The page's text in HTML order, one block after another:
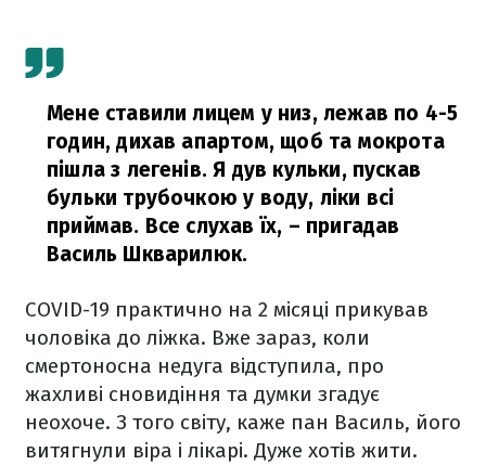
Мене ставили лицем у низ, лежав по 4-5
годин, дихав апартом, щоб та мокрота
пішла з легенів. Я дув кульки, пускав
бульки трубочкою у воду, ліки всі
приймав. Все слухав їх, – пригадав
Василь Шкварилюк.
COVID-19 практично на 2 місяці прикував
чоловіка до ліжка. Вже зараз, коли
смертоносна недуга відступила, про
жахливі сновидіння та думки згадує
неохоче. З того світу, каже пан Василь, його
витягнули віра і лікарі. Дуже хотів жити.